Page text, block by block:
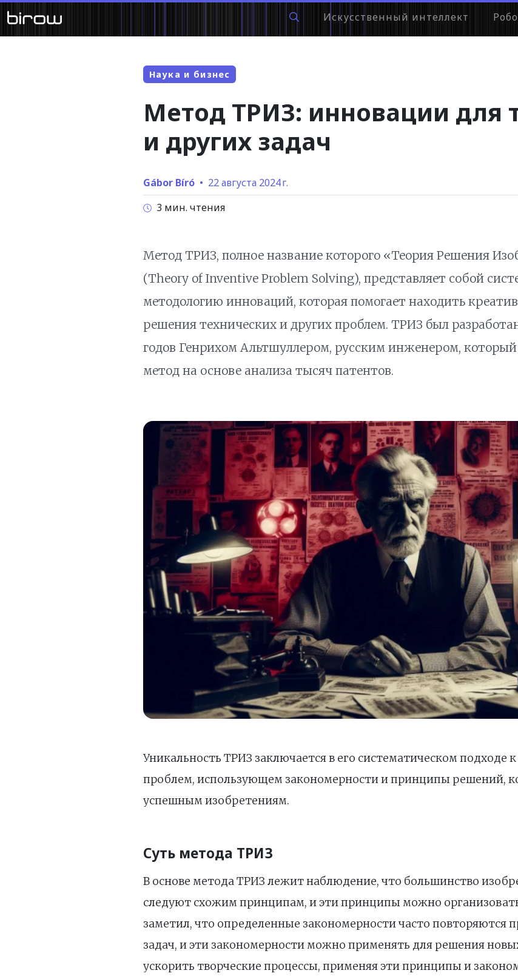
Искусственный интеллект
Наука и бизнес
Метод ТРИЗ: инновации для
и других задач
Gábor Bíró • 22 августа 2024 г.
3 мин. чтения
Метод ТРИЗ, полное название которого «Теория Решения
(Theory of Inventive Problem Solving), представляет собой
методологию инноваций, которая помогает находить
решения технических и других проблем. ТРИЗ был
годов Генрихом Альтшуллером, русским инженером,
метод на основе анализа тысяч патентов.
Уникальность ТРИЗ заключается в его систематическом
проблем, использующем закономерности и принципы решений,
успешным изобретениям.
Суть метода ТРИЗ
В основе метода ТРИЗ лежит наблюдение, что большинство
следуют схожим принципам, и эти принципы можно
заметил, что определенные закономерности часто повторяются
задач, и эти закономерности можно применять для решения
ускорить творческие процессы, применяя эти принципы и